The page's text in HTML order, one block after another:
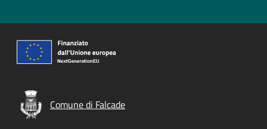
Comune di Falcade